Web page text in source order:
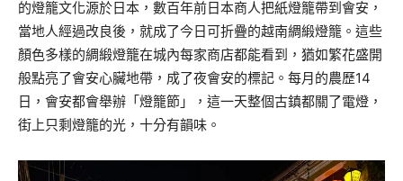
的燈籠文化源於日本，數百年前日本商人把紙燈籠帶到會安，
當地人經過改良後，就成了今日可折疊的越南綢緞燈籠。這些
顏色多樣的綢緞燈籠在城內每家商店都能看到，猶如繁花盛開
般點亮了會安心臟地帶，成了夜會安的標記。每月的農歷14
日，會安都會舉辦「燈籠節」，這一天整個古鎮都關了電燈，
街上只剩燈籠的光，十分有韻味。